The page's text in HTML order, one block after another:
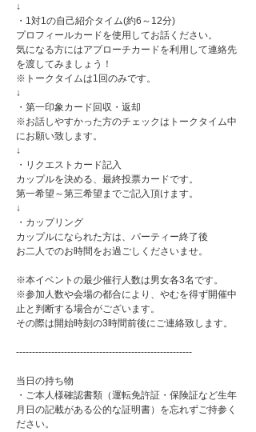
↓
・1対1の自己紹介タイム(約6～12分)
プロフィールカードを使用してお話ください。
気になる方にはアプローチカードを利用して連絡先
を渡してみましょう！
※トークタイムは1回のみです。
↓
・第一印象カード回収・返却
※お話しやすかった方のチェックはトークタイム中
にお願い致します。
↓
・リクエストカード記入
カップルを決める、最終投票カードです。
第一希望～第三希望までご記入頂けます。
↓
・カップリング
カップルになられた方は、パーティー終了後
お二人でのお時間をお過ごしくださいませ。
※本イベントの最少催行人数は男女各3名です。
※参加人数や会場の都合により、やむを得ず開催中
止と判断する場合がございます。
その際は開始時刻の3時間前後にご連絡致します。
-------------------------------------------------------
当日の持ち物
・ご本人様確認書類（運転免許証・保険証など生年
月日の記載がある公的な証明書）を忘れずご持参く
ださい。